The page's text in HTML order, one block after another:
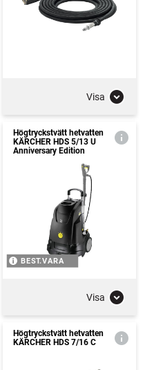
Visa
Högtryckstvätt hetvatten
KÄRCHER HDS 5/13 U
Anniversary Edition
BEST.VARA
Visa
Högtryckstvätt hetvatten
KÄRCHER HDS 7/16 C